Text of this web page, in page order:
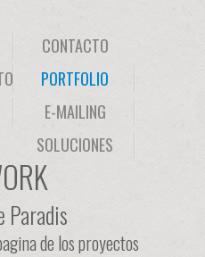
CONTACTO
PORTFOLIO
E-MAILING
SOLUCIONES
Paradis
de los proyectos